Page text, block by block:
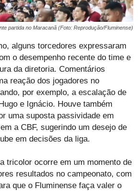
partida no Maracanã (Foto: Reprodução/Fluminense)
alguns torcedores expressaram
o desempenho recente do time e
da diretoria. Comentários
reação dos jogadores no
por exemplo, a escalação de
e Ignácio. Houve também
uma suposta passividade em
a CBF, sugerindo um desejo de
em decisões da liga.
tricolor ocorre em um momento de
resultados no campeonato, com
que o Fluminense faça valer o